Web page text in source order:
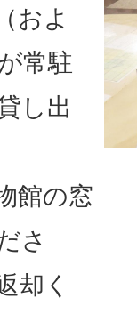
およ
常駐
し出
館の窓
さ
却く